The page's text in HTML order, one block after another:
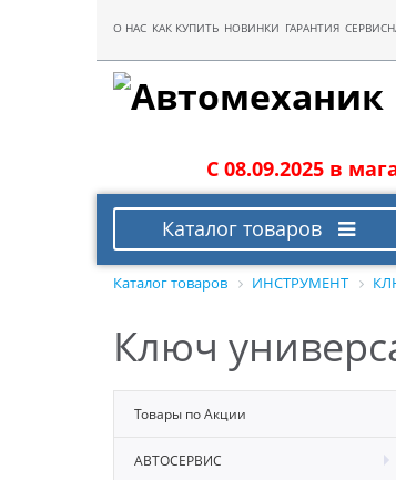
О НАС КАК КУПИТЬ НОВИНКИ ГАРАНТИЯ
С 08.09.2025 в
Каталог товаров
Каталог товаров ИНСТРУМЕНТ
Ключ
Товары по Акции
АВТОСЕРВИС